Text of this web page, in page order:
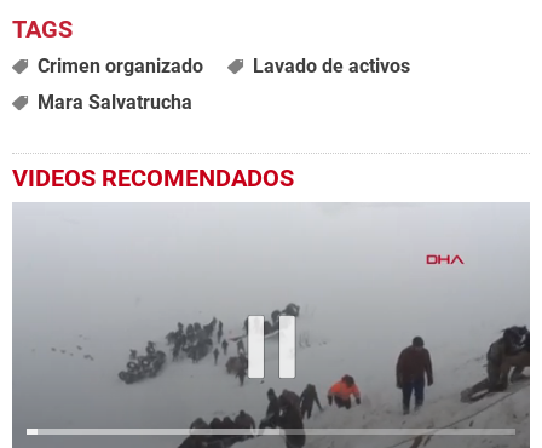
Crimen organizado
Lavado de activos
Mara Salvatrucha
VIDEOS RECOMENDADOS